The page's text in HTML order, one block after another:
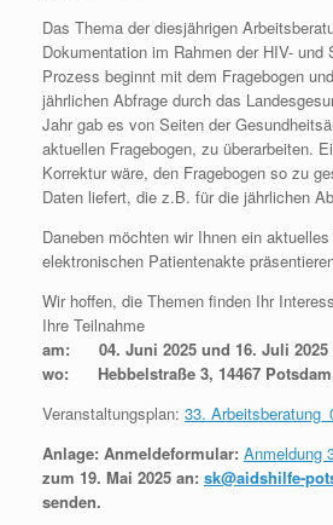
Das Thema der diesjährigen
Dokumentation im Rahmen der HIV- und
Prozess beginnt mit dem Fragebogen
jährlichen Abfrage durch das
Jahr gab es von Seiten der
aktuellen Fragebogen, zu überarbeiten.
Korrektur wäre, den Fragebogen so zu
Daten liefert, die z.B. für die jährlichen
Daneben möchten wir Ihnen ein
elektronischen Patientenakte
Wir hoffen, die Themen finden Ihr
Ihre Teilnahme
am: 04. Juni 2025 und 16. Juli 2025
wo: Hebbelstraße 3, 14467
Veranstaltungsplan: 33.
Anlage: Anmeldeformular: Anmeldung
zum 19. Mai 2025 an: sk@aidshilfe-
senden.